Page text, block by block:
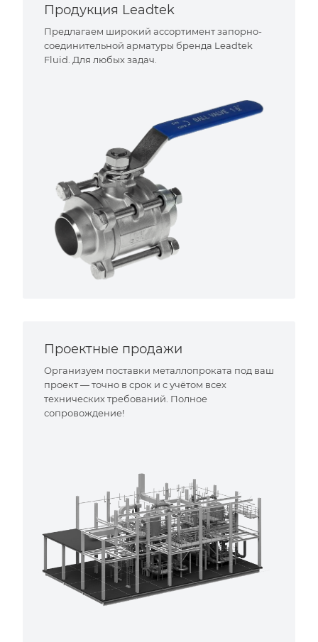
Продукция Leadtek
Предлагаем широкий ассортимент запорно-
соединительной арматуры бренда Leadtek
Fluid. Для любых задач.
Проектные продажи
Организуем поставки металлопроката под ваш
проект — точно в срок и с учётом всех
технических требований. Полное
сопровождение!